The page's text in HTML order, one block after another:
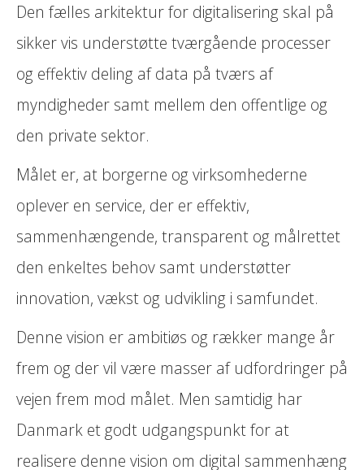
Den fælles arkitektur for digitalisering skal på
sikker vis understøtte tværgående processer
og effektiv deling af data på tværs af
myndigheder samt mellem den offentlige og
den private sektor.
Målet er, at borgerne og virksomhederne
oplever en service, der er effektiv,
sammenhængende, transparent og målrettet
den enkeltes behov samt understøtter
innovation, vækst og udvikling i samfundet.
Denne vision er ambitiøs og rækker mange år
frem og der vil være masser af udfordringer på
vejen frem mod målet. Men samtidig har
Danmark et godt udgangspunkt for at
realisere denne vision om digital sammenhæng